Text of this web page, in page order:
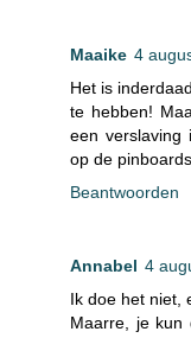
Maaike 4
Het is
te hebben!
een verslaving
op de
Beantwoorden
Annabel 4
Ik doe het niet,
Maarre, je kun